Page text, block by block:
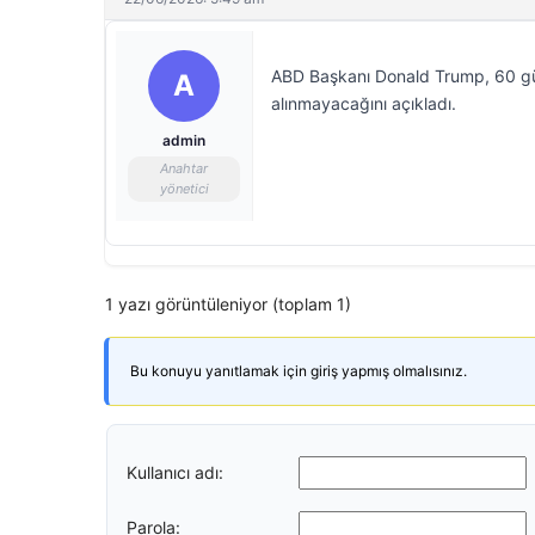
A
admin
Anahtar
yönetici
ABD Başkanı Donald Trump, 60
alınmayacağını açıkladı.
1 yazı görüntüleniyor (toplam 1)
Bu konuyu yanıtlamak için giriş yapmış olmalısınız.
Kullanıcı adı:
Parola: